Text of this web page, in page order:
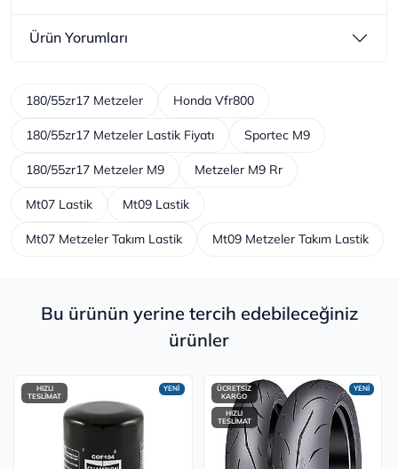
Ürün Yorumları
180/55zr17 Metzeler Honda Vfr800
180/55zr17 Metzeler Lastik Fiyatı Sportec M9
180/55zr17 Metzeler M9 Metzeler M9 Rr
Mt07 Lastik Mt09 Lastik
Mt07 Metzeler Takım Lastik Mt09 Metzeler Takım Lastik
Bu ürünün yerine tercih edebileceğiniz
ürünler
YENİ
HIZLI
TESLİMAT
YENİ
ÜCRETSİZ
KARGO
HIZLI
TESLİMAT